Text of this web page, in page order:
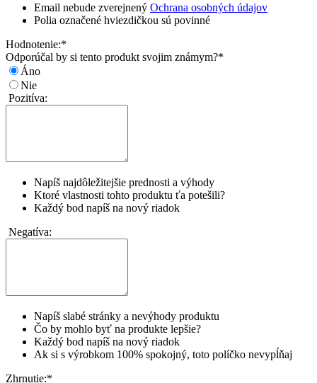
Email nebude zverejnený Ochrana osobných údajov
Polia označené hviezdičkou sú povinné
Hodnotenie:*
Odporúčal by si tento produkt svojim známym?*
Áno
Nie
Pozitíva:
Napíš najdôležitejšie prednosti a výhody
Ktoré vlastnosti tohto produktu ťa potešili?
Každý bod napíš na nový riadok
Negatíva:
Napíš slabé stránky a nevýhody produktu
Čo by mohlo byť na produkte lepšie?
Každý bod napíš na nový riadok
Ak si s výrobkom 100% spokojný, toto políčko nevypĺňaj
Zhrnutie:*